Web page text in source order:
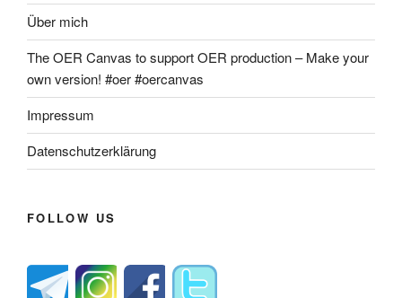
Über mich
The OER Canvas to support OER production – Make your
own version! #oer #oercanvas
Impressum
Datenschutzerklärung
FOLLOW US